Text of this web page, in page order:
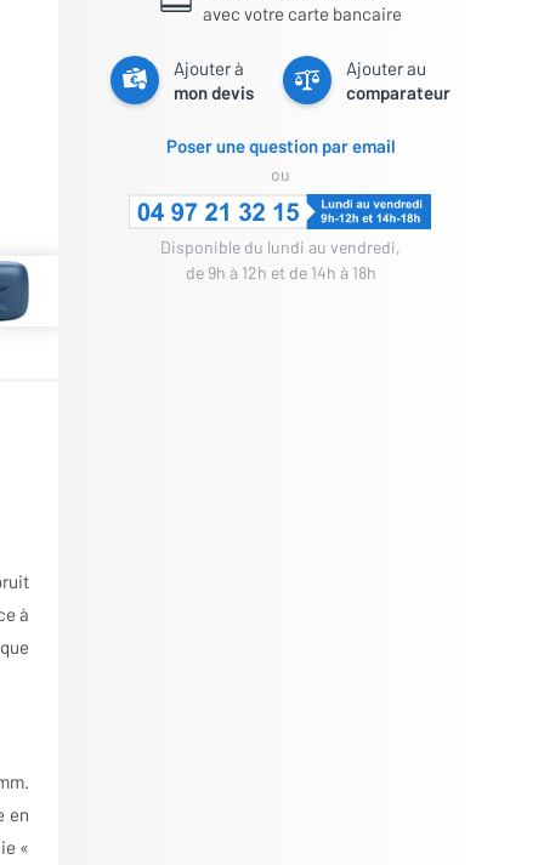
avec votre carte bancaire
Ajouter à
mon devis
Ajouter au
comparateur
Poser une question par email
ou
Disponible du lundi au vendredi,
de 9h à 12h et de 14h à 18h
à
en
«